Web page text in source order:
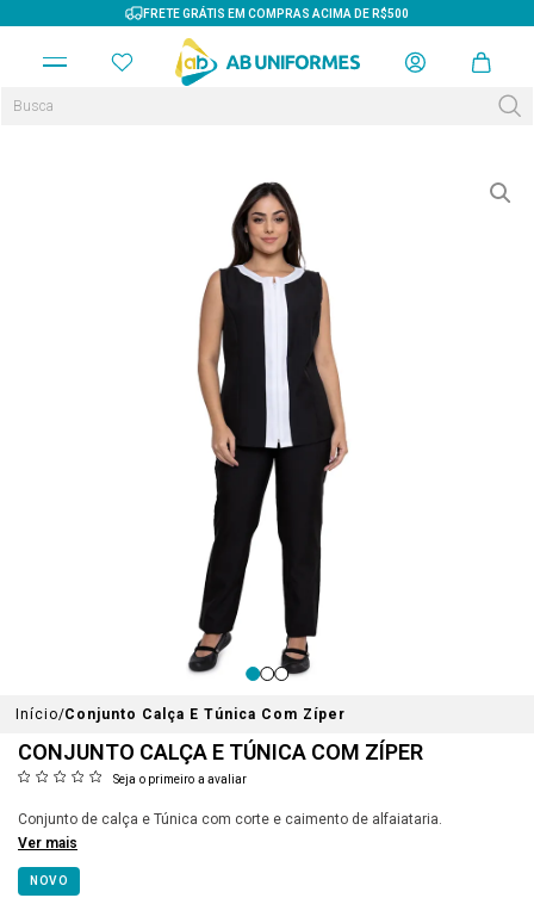
FRETE GRÁTIS EM COMPRAS ACIMA DE R$500
Início Conjunto Calça E Túnica Com Zíper
CONJUNTO CALÇA E TÚNICA COM ZÍPER
Seja o primeiro a avaliar
Conjunto de calça e Túnica com corte e caimento de alfaiataria.
Ver mais
NOVO